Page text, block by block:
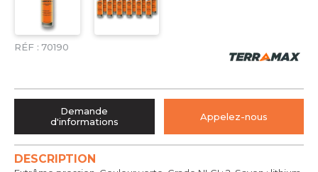
RÉF : 70190
DESCRIPTION
Demande
d'informations
Appelez-nous